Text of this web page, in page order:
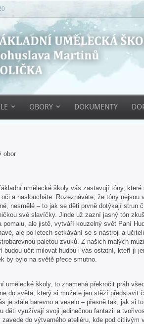
OBORY DOKUMENTY
obor
umělecké školy vás zastavují tóny, které
a nasloucháte. Rozeznáváte, že tóny nejsou
nesmělé – to jak se děti prvně dotýkají strun
své slavíčky. Jinde už zazní jasný tón
pomalu, ale jistě, vytváří kouzelný svět Paní
ale po letech setkávání se s nástroji a
paletou zvuků. Z našich malých
budou učit milovat hudbu i vás ostatní, kteří jí
by bylo na světě přece smutno.
umělecké školy, to znamená překročit práh
do světa, který si můžete jen stěží představit
je stále barevno a veselo – přesně tak, jak si
děti využívají svoji jedinečnou fantazii a
zavede do výtvarného ateliéru, kde pod citlivým